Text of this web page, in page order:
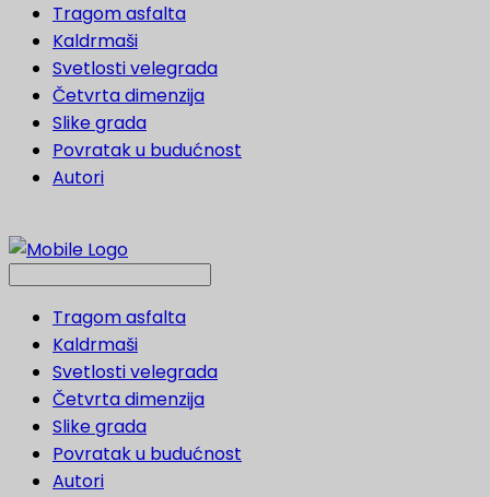
Tragom asfalta
Kaldrmaši
Svetlosti velegrada
Četvrta dimenzija
Slike grada
Povratak u budućnost
Autori
Tragom asfalta
Kaldrmaši
Svetlosti velegrada
Četvrta dimenzija
Slike grada
Povratak u budućnost
Autori